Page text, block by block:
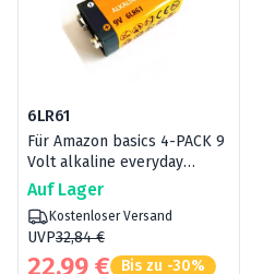
6LR61
Für Amazon basics 4-PACK 9
Volt alkaline everyday
Smoke Detectors
Auf Lager
Kostenloser Versand
UVP32,84 €
22,99 € Bis zu -30%